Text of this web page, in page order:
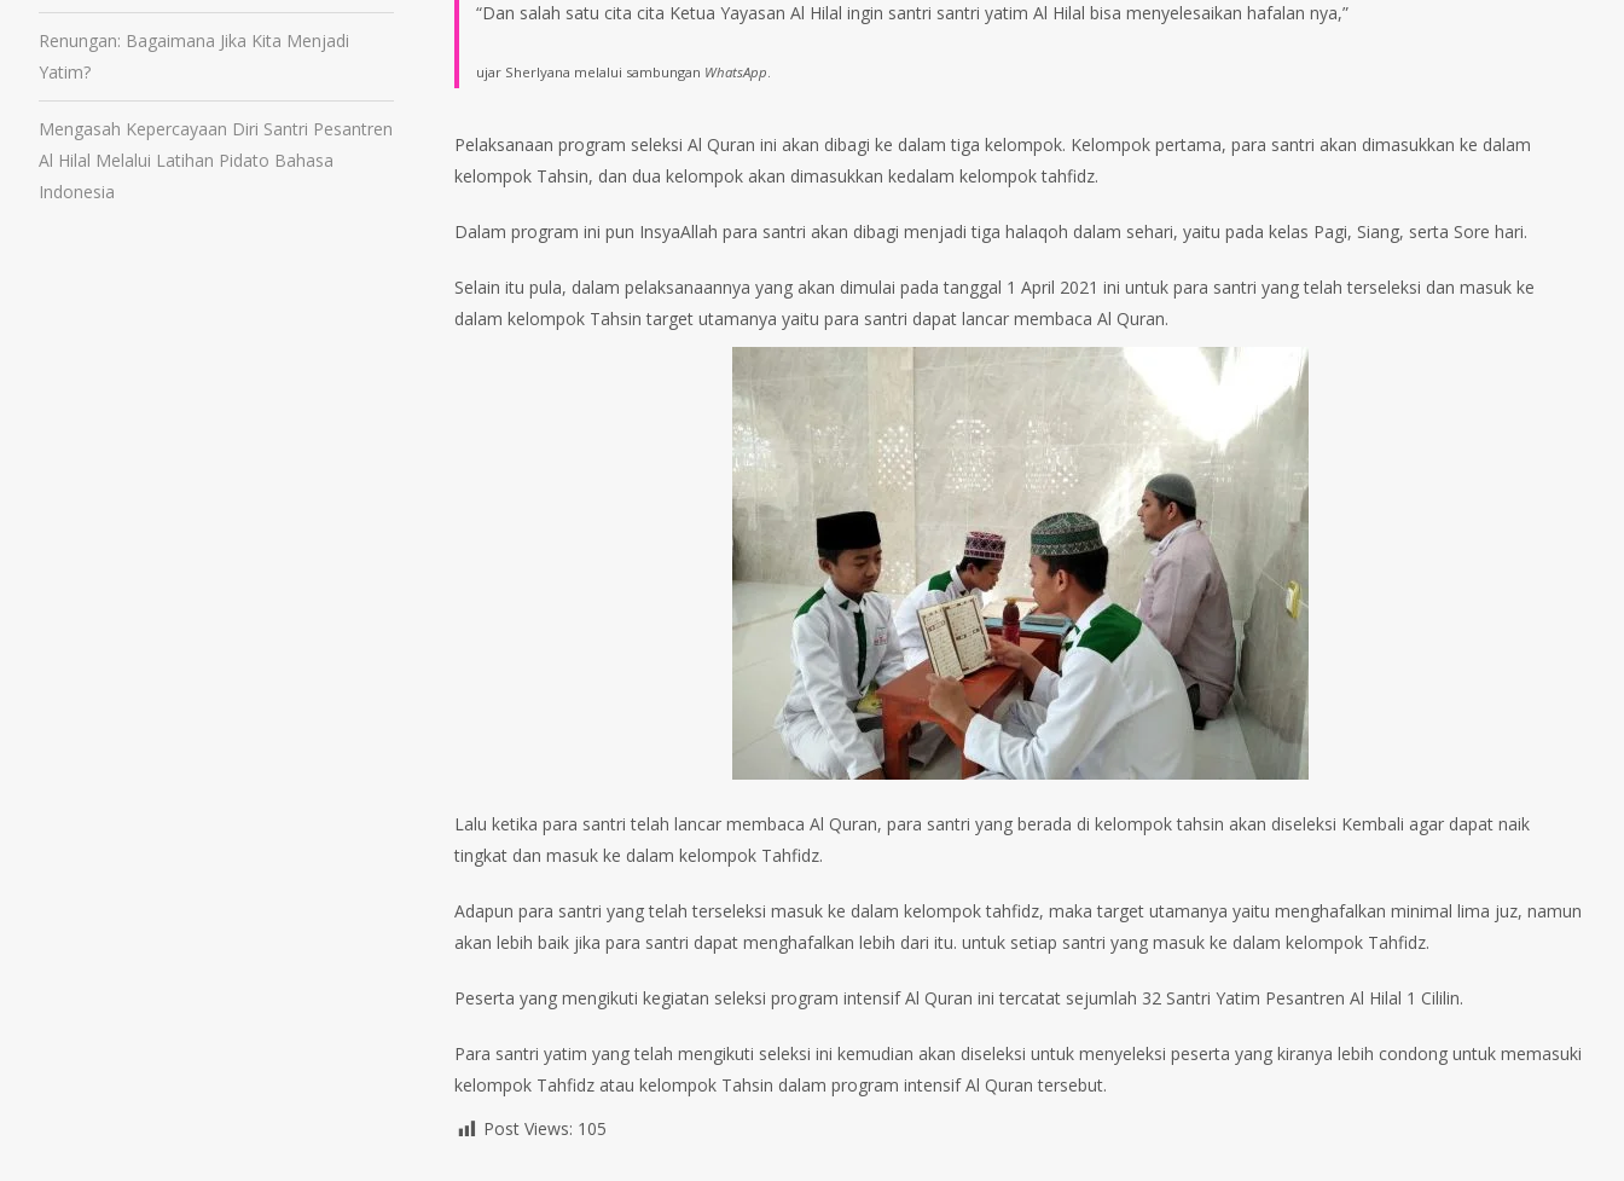
“Dan salah satu cita cita Ketua Yayasan Al Hilal ingin santri santri yatim Al Hilal bisa menyelesaikan hafalan nya,”
ujar Sherlyana melalui sambungan WhatsApp
Pelaksanaan program seleksi Al Quran ini akan dibagi ke dalam tiga kelompok. Kelompok pertama, para santri akan dimasukkan ke dalam
kelompok Tahsin, dan dua kelompok akan dimasukkan kedalam kelompok tahfidz.
Dalam program ini pun InsyaAllah para santri akan dibagi menjadi tiga halaqoh dalam sehari, yaitu pada kelas Pagi, Siang, serta Sore hari.
Selain itu pula, dalam pelaksanaannya yang akan dimulai pada tanggal 1 April 2021 ini untuk para santri yang telah terseleksi dan masuk ke
dalam kelompok Tahsin target utamanya yaitu para santri dapat lancar membaca Al Quran.
Lalu ketika para santri telah lancar membaca Al Quran, para santri yang berada di kelompok tahsin akan diseleksi Kembali agar dapat naik
tingkat dan masuk ke dalam kelompok Tahfidz.
Adapun para santri yang telah terseleksi masuk ke dalam kelompok tahfidz, maka target utamanya yaitu menghafalkan minimal lima juz, namun
akan lebih baik jika para santri dapat menghafalkan lebih dari itu. untuk setiap santri yang masuk ke dalam kelompok Tahfidz.
Peserta yang mengikuti kegiatan seleksi program intensif Al Quran ini tercatat sejumlah 32 Santri Yatim Pesantren Al Hilal 1 Cililin.
Para santri yatim yang telah mengikuti seleksi ini kemudian akan diseleksi untuk menyeleksi peserta yang kiranya lebih condong untuk memasuki
kelompok Tahfidz atau kelompok Tahsin dalam program intensif Al Quran tersebut.
Post Views: 105
Renungan: Bagaimana Jika Kita Menjadi
Yatim?
Mengasah Kepercayaan Diri Santri Pesantren
Al Hilal Melalui Latihan Pidato Bahasa
Indonesia